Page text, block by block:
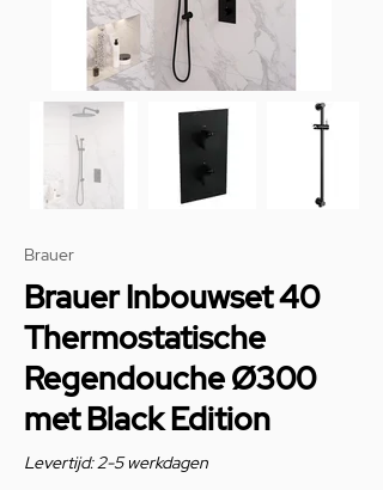
Brauer
Brauer Inbouwset 40
Thermostatische
Regendouche Ø300
met Black Edition
Levertijd: 2-5 werkdagen